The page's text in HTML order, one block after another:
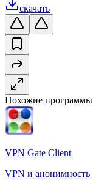
скачать
Похожие программы
VPN Gate Client
VPN и анонимность